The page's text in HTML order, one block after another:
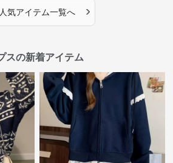
人気アイテム一覧へ ›
スの新着アイテム